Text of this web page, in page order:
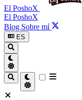
El PoshoX
El PoshoX
Blog Sobre mí
ES